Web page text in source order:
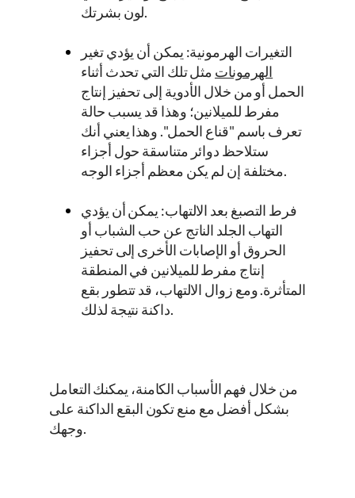
لون بشرتك.
التغيرات الهرمونية: يمكن أن يؤدي تغير
الهرمونات مثل تلك التي تحدث أثناء
الحمل أو من خلال الأدوية إلى تحفيز إنتاج
مفرط للميلانين؛ وهذا قد يسبب حالة
تعرف باسم "قناع الحمل". وهذا يعني أنك
ستلاحظ دوائر متناسقة حول أجزاء
مختلفة إن لم يكن معظم أجزاء الوجه.
فرط التصبغ بعد الالتهاب: يمكن أن يؤدي
التهاب الجلد الناتج عن حب الشباب أو
الحروق أو الإصابات الأخرى إلى تحفيز
إنتاج مفرط للميلانين في المنطقة
المتأثرة. ومع زوال الالتهاب، قد تتطور بقع
داكنة نتيجة لذلك.
من خلال فهم الأسباب الكامنة، يمكنك التعامل
بشكل أفضل مع منع تكون البقع الداكنة على
وجهك.